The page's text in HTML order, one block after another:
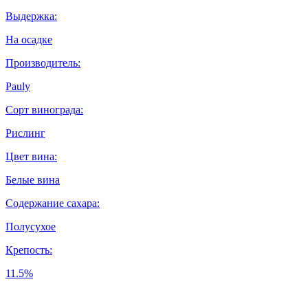
Выдержка:
На осадке
Производитель:
Pauly
Сорт винограда:
Рислинг
Цвет вина:
Белые вина
Содержание сахара:
Полусухое
Крепость:
11.5%